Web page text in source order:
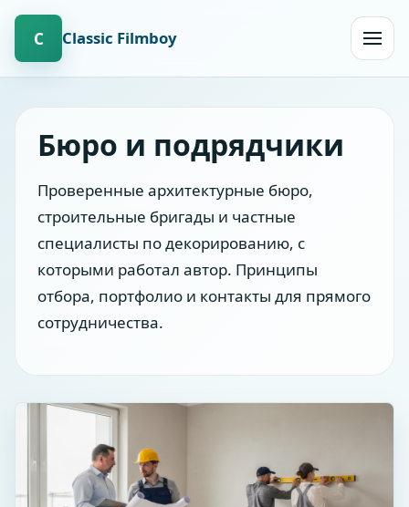
С
Сlassic Filmboy
Бюро и подрядчики
Проверенные архитектурные бюро,
строительные бригады и частные
специалисты по декорированию, с
которыми работал автор. Принципы
отбора, портфолио и контакты для прямого
сотрудничества.